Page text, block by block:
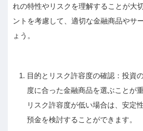
れの特性やリスクを理解することが大
ントを考慮して、適切な金融商品やサ
ょう。
目的とリスク許容度の確認：投資
度に合った金融商品を選ぶことが
リスク許容度が低い場合は、安定
預金を検討することができます。